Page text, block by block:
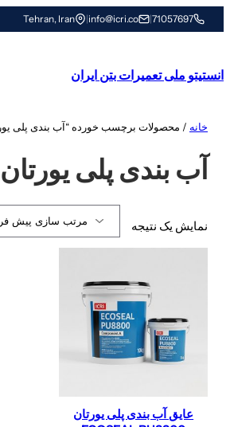
به
71057697
|
info@icri.co
|
Tehran, Iran
انستیتو ملی تعمیرات بتن ایران
خانه / محصولات برچسب خورده “آب بندی پلی
آب بندی پلی یورتان
نمایش یک نتیجه
عایق آب بندی پلی یورتان